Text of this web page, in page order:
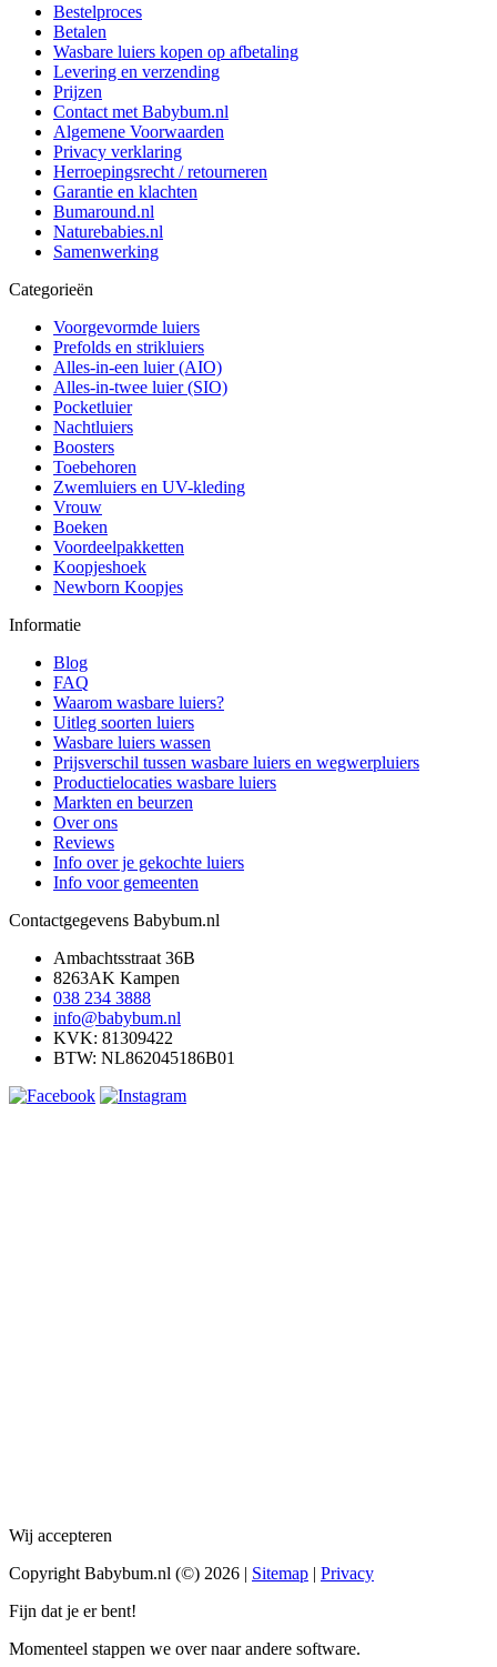
Bestelproces
Betalen
Wasbare luiers kopen op afbetaling
Levering en verzending
Prijzen
Contact met Babybum.nl
Algemene Voorwaarden
Privacy verklaring
Herroepingsrecht / retourneren
Garantie en klachten
Bumaround.nl
Naturebabies.nl
Samenwerking
Categorieën
Voorgevormde luiers
Prefolds en strikluiers
Alles-in-een luier (AIO)
Alles-in-twee luier (SIO)
Pocketluier
Nachtluiers
Boosters
Toebehoren
Zwemluiers en UV-kleding
Vrouw
Boeken
Voordeelpakketten
Koopjeshoek
Newborn Koopjes
Informatie
Blog
FAQ
Waarom wasbare luiers?
Uitleg soorten luiers
Wasbare luiers wassen
Prijsverschil tussen wasbare luiers en wegwerpluiers
Productielocaties wasbare luiers
Markten en beurzen
Over ons
Reviews
Info over je gekochte luiers
Info voor gemeenten
Contactgegevens Babybum.nl
Ambachtsstraat 36B
8263AK Kampen
038 234 3888
info@babybum.nl
KVK: 81309422
BTW: NL862045186B01
Wij accepteren
Copyright Babybum.nl (©) 2026 | Sitemap | Privacy
Fijn dat je er bent!
Momenteel stappen we over naar andere software.